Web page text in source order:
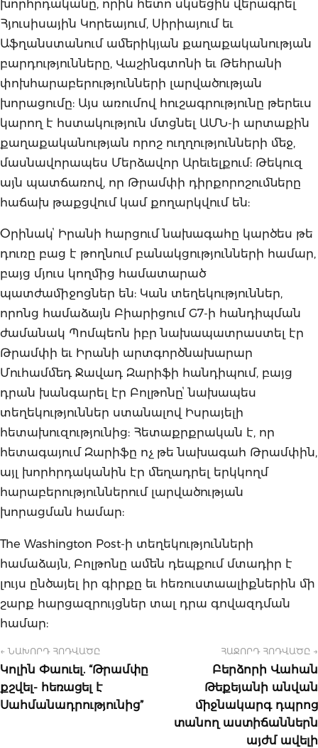
խորհրդականը, որին հետո սկսեցին վերագրել
Հյուսիսային Կորեայում, Սիրիայում եւ
Աֆղանստանում ամերիկյան քաղաքականության
բարդությունները, Վաշինգտոնի եւ Թեհրանի
փոխհարաբերությունների լարվածության
խորացումը: Այս առումով հուշագրությունը թերեւս
կարող է հստակություն մտցնել ԱՄՆ-ի արտաքին
քաղաքականության որոշ ուղղությունների մեջ,
մասնավորապես Մերձավոր Արեւելքում: Թեկուզ
այն պատճառով, որ Թրամփի դիրքորոշումները
հաճախ թաքցվում կամ քողարկվում են:
Օրինակՙ Իրանի հարցում նախագահը կարծես թե
դուռը բաց է թողնում բանակցությունների համար,
բայց մյուս կողմից համատարած
պատժամիջոցներ են: Կան տեղեկություններ,
որոնց համաձայն Բիարիցում G7-ի հանդիպման
ժամանակ Պոմպեոն իբր նախապատրաստել էր
Թրամփի եւ Իրանի արտգործնախարար
Մուհամմեդ Ջավադ Զարիֆի հանդիպում, բայց
դրան խանգարել էր Բոլթոնըՙ նախապես
տեղեկություններ ստանալով Իսրայելի
հետախուզությունից: Հետաքրքրական է, որ
հետագայում Զարիֆը ոչ թե նախագահ Թրամփին,
այլ խորհրդականին էր մեղադրել երկկողմ
հարաբերություններում լարվածության
խորացման համար:
The Washington Post-ի տեղեկությունների
համաձայն, Բոլթոնը ամեն դեպքում մտադիր է
լույս ընծայել իր գիրքը եւ հեռուստաալիքներին մի
շարք հարցազրույցներ տալ դրա գովազդման
համար:
← ՆԱԽՈՐԴ ՀՈԴՎԱԾԸ
Կոլին Փաուել. “Թրամփը
քշվել- հեռացել է
Սահմանադրությունից”
ՀԱՋՈՐԴ ՀՈԴՎԱԾԸ →
Բերձորի Վահան
Թեքեյանի անվան
միջնակարգ դպրոց
տանող աստիճաններն
այժմ ավելի